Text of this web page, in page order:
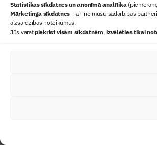
Statistikas sīkdatnes un anonīmā analītika
Mārketinga sīkdatnes – arī no mūsu sadarbības
aizsardzības noteikumus.
Jūs varatpiekrist visām sīkdatnēm,izvēlēties tikai